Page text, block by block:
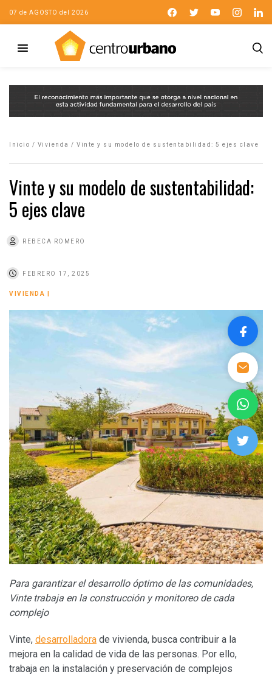
07 de AGOSTO del 2026
Inicio / Vivienda / Vinte y su modelo de sustentabilidad: 5 ejes clave
Vinte y su modelo de sustentabilidad:
5 ejes clave
REBECA ROMERO
FEBRERO 17, 2025
VIVIENDA
Para garantizar el desarrollo óptimo de las comunidades,
Vinte trabaja en la construcción y monitoreo de cada
complejo
Vinte, desarrolladora de vivienda, busca contribuir a la
mejora en la calidad de vida de las personas. Por ello,
trabaja en la instalación y preservación de complejos